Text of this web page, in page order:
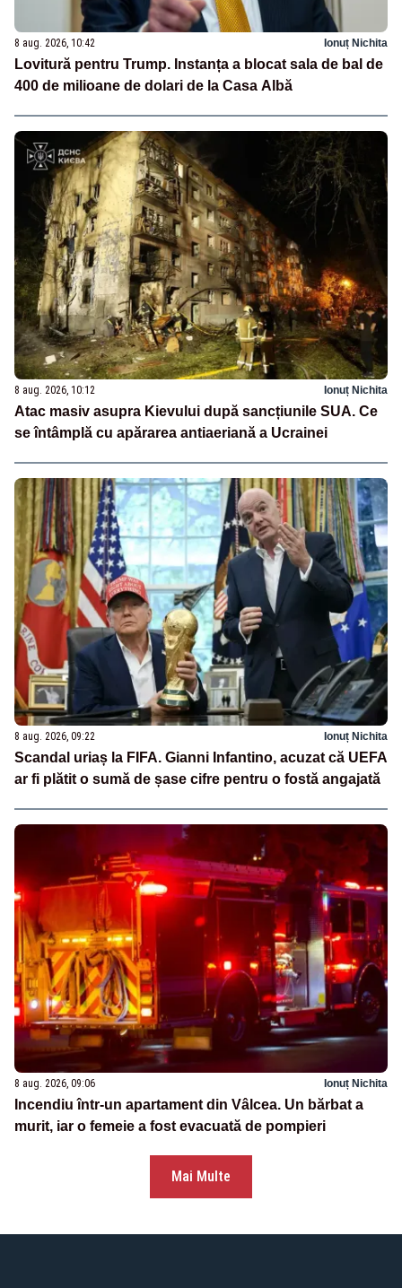
8 aug. 2026, 10:42 Ionuț Nichita
Lovitură pentru Trump. Instanța a blocat sala de bal de
400 de milioane de dolari de la Casa Albă
8 aug. 2026, 10:12 Ionuț Nichita
Atac masiv asupra Kievului după sancțiunile SUA. Ce
se întâmplă cu apărarea antiaeriană a Ucrainei
8 aug. 2026, 09:22 Ionuț Nichita
Scandal uriaș la FIFA. Gianni Infantino, acuzat că UEFA
ar fi plătit o sumă de șase cifre pentru o fostă angajată
8 aug. 2026, 09:06 Ionuț Nichita
Incendiu într-un apartament din Vâlcea. Un bărbat a
murit, iar o femeie a fost evacuată de pompieri
Mai Multe